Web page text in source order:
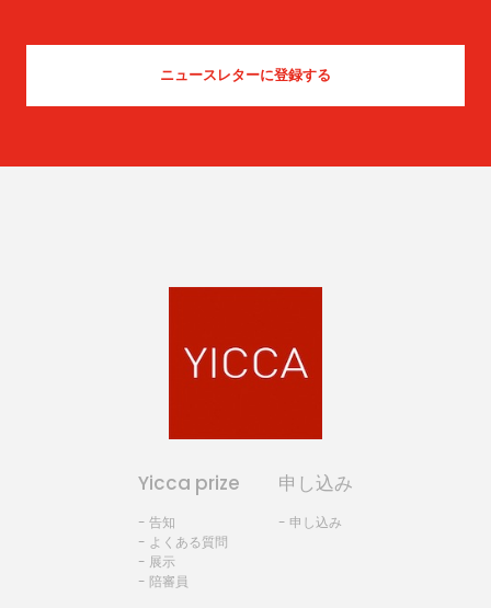
Yicca prize
- 告知
- よくある質問
- 展示
- 陪審員
申し込み
- 申し込み